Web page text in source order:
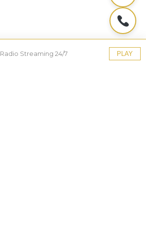
Radio Streaming 24/7 PLAY